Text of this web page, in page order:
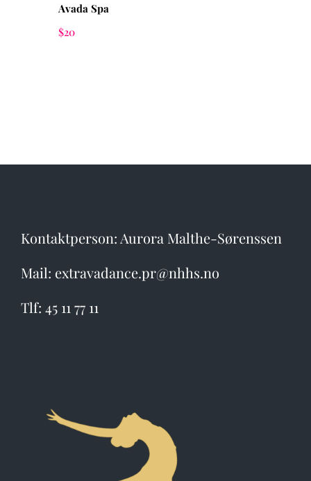
Avada Spa
$20
Kontaktperson: Aurora Malthe-Sørenssen
Mail: extravadance.pr@nhhs.no
Tlf: 45 11 77 11